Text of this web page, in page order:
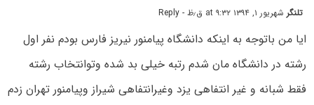
تلنگرشهریور ۱, ۱۳۹۴ at ۹:۳۲ ق٫ظ - Reply
ایا من باتوجه به اینکه دانشگاه پیامنور نیریز فارس بودم نفر اول
رشته در دانشگاه مان شدم رتبه خیلی بد شده وتوانتخاب رشته
فقط شبانه و غیر انتفاهی یزد وغیرانتفاهی شیراز وپیامنور تهران زدم